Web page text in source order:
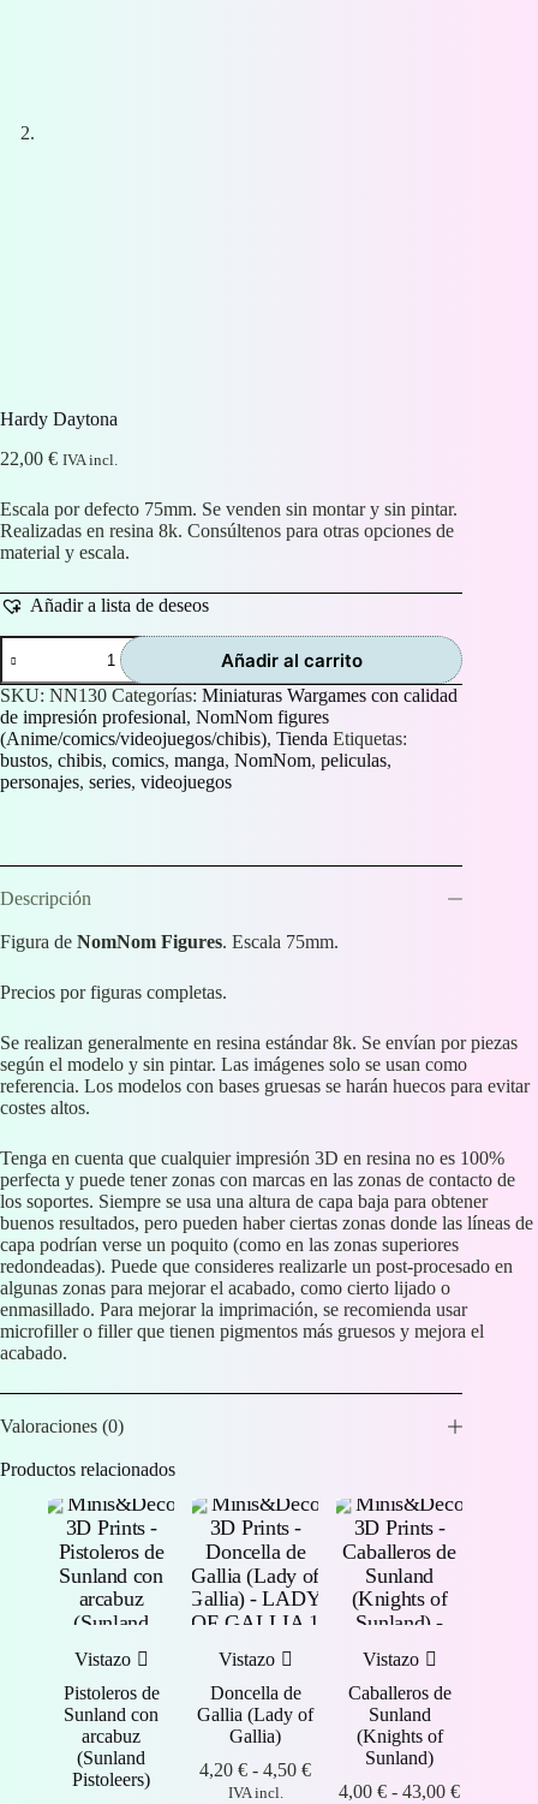
Hardy Daytona
22,00 € IVA incl.
Escala por defecto 75mm. Se venden sin montar y sin pintar.
Realizadas en resina 8k. Consúltenos para otras opciones de
material y escala.
Añadir a lista de deseos
Hardy
Daytona
cantidad
Añadir al carrito
SKU: NN130 Categorías: Miniaturas Wargames con calidad
de impresión profesional, NomNom figures
(Anime/comics/videojuegos/chibis), Tienda Etiquetas:
bustos, chibis, comics, manga, NomNom, peliculas,
personajes, series, videojuegos
Descripción
Figura de NomNom Figures. Escala 75mm.
Precios por figuras completas.
Se realizan generalmente en resina estándar 8k. Se envían por piezas
según el modelo y sin pintar. Las imágenes solo se usan como
referencia. Los modelos con bases gruesas se harán huecos para evitar
costes altos.
Tenga en cuenta que cualquier impresión 3D en resina no es 100%
perfecta y puede tener zonas con marcas en las zonas de contacto de
los soportes. Siempre se usa una altura de capa baja para obtener
buenos resultados, pero pueden haber ciertas zonas donde las líneas de
capa podrían verse un poquito (como en las zonas superiores
redondeadas). Puede que consideres realizarle un post-procesado en
algunas zonas para mejorar el acabado, como cierto lijado o
enmasillado. Para mejorar la imprimación, se recomienda usar
microfiller o filler que tienen pigmentos más gruesos y mejora el
acabado.
Valoraciones (0)
Productos relacionados
Vistazo
Pistoleros de
Sunland con
arcabuz
(Sunland
Pistoleers)
Vistazo
Doncella de
Gallia (Lady of
Gallia)
4,20€ - 4,50€Rango
IVA incl.
Vistazo
Caballeros de
Sunland
(Knights of
Sunland)
4,00€ - 43,00€Rango